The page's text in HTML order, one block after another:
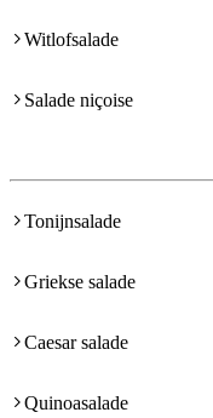
Witlofsalade
Salade niçoise
Tonijnsalade
Griekse salade
Caesar salade
Quinoasalade